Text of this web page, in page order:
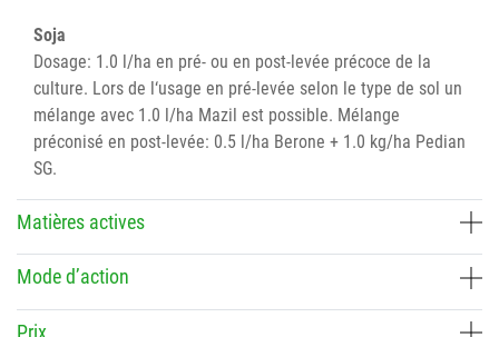
Soja
Dosage: 1.0 l/ha en pré- ou en post-levée précoce de la
culture. Lors de l‘usage en pré-levée selon le type de sol un
mélange avec 1.0 l/ha Mazil est possible. Mélange
préconisé en post-levée: 0.5 l/ha Berone + 1.0 kg/ha Pedian
SG.
Matières actives
Mode d’action
Prix